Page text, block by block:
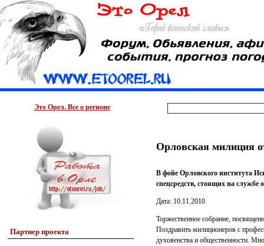
Это Орел. Все о регионе
Партнер проекта
Орловская милиция
В фойе Орловского института
спецсредств, стоящих на службе
Дата: 10.11.2010
Торжественное собрание,
Поздравить милиционеров с
духовенства и общественности.